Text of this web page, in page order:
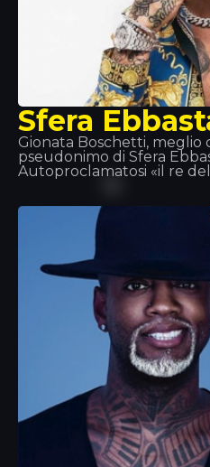
Sfera
Gionata Boschetti, meglio
pseudonimo di Sfera
Autoproclamatosi «il re
discografico Charlie
grande successo
successo si è ripetuto con
(2016) e Rockstar (2018).